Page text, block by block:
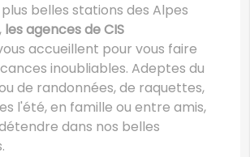
belles stations des Alpes
les agences de CIS
accueillent pour vous faire
inoubliables. Adeptes du
de randonnées, de raquettes,
l'été, en famille ou entre amis,
dans nos belles